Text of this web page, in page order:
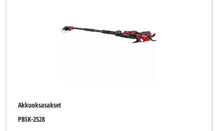
Akkuoksasakset
PBSK-2528